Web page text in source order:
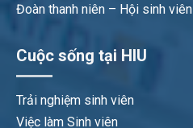
Đoàn thanh niên – Hội sinh viên
Cuộc sống tại HIU
Trải nghiệm sinh viên
Việc làm Sinh viên